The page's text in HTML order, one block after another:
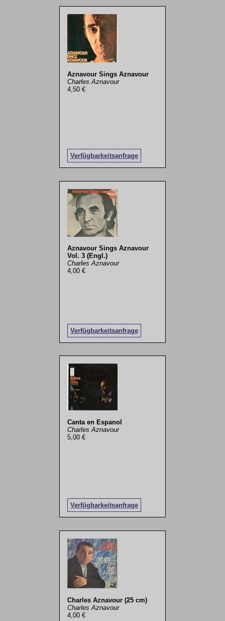
Aznavour Sings Aznavour
Charles Aznavour
4,50 €
Verfügbarkeitsanfrage
Aznavour Sings Aznavour
Vol. 3 (Engl.)
Charles Aznavour
4,00 €
Verfügbarkeitsanfrage
Canta en Espanol
Charles Aznavour
5,00 €
Verfügbarkeitsanfrage
Charles Aznavour (25 cm)
Charles Aznavour
4,00 €